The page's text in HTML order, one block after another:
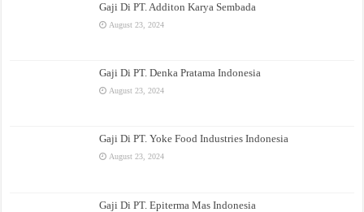
Gaji Di PT. Additon Karya Sembada
August 23, 2024
Gaji Di PT. Denka Pratama Indonesia
August 23, 2024
Gaji Di PT. Yoke Food Industries Indonesia
August 23, 2024
Gaji Di PT. Epiterma Mas Indonesia